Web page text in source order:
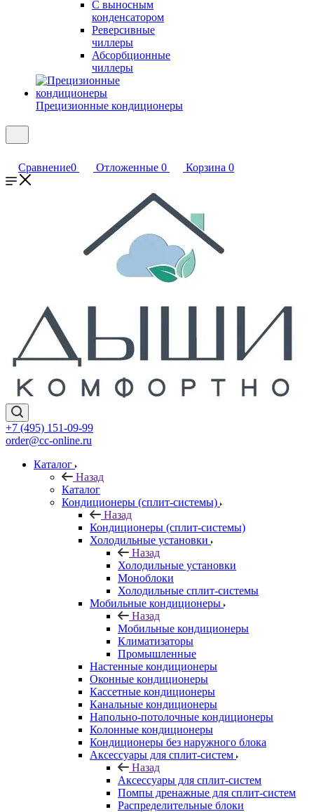
С выносным
конденсатором
Реверсивные
чиллеры
Абсорбционные
чиллеры
Прецизионные кондиционеры
Сравнение0 Отложенные 0 Корзина 0
+7 (495) 151-09-99
order@cc-online.ru
Каталог
Назад
Каталог
Кондиционеры (сплит-системы)
Назад
Кондиционеры (сплит-системы)
Холодильные установки
Назад
Холодильные установки
Моноблоки
Холодильные сплит-системы
Мобильные кондиционеры
Назад
Мобильные кондиционеры
Климатизаторы
Промышленные
Настенные кондиционеры
Оконные кондиционеры
Кассетные кондиционеры
Канальные кондиционеры
Напольно-потолочные кондиционеры
Колонные кондиционеры
Кондиционеры без наружного блока
Аксессуары для сплит-систем
Назад
Аксессуары для сплит-систем
Помпы дренажные для сплит-систем
Распределительные блоки